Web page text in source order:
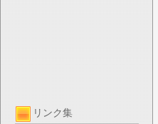
リンク集